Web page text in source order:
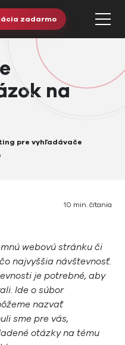
zadarmo
na
pre vyhľadávače
10 min. čítania
webovú stránku či
najvyššia návštevnosť.
je potrebné, aby
Ide o súbor
nazvať
sme pre vás,
otázky na tému